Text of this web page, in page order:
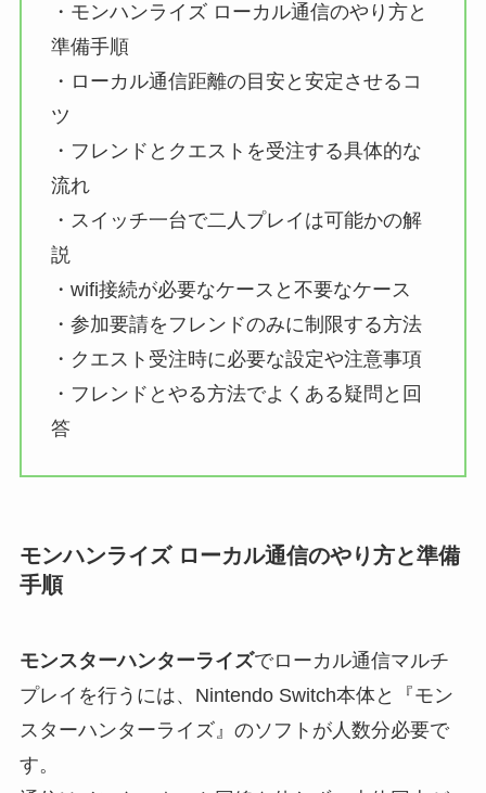
・モンハンライズ ローカル通信のやり方と
準備手順
・ローカル通信距離の目安と安定させるコ
ツ
・フレンドとクエストを受注する具体的な
流れ
・スイッチ一台で二人プレイは可能かの解
説
・wifi接続が必要なケースと不要なケース
・参加要請をフレンドのみに制限する方法
・クエスト受注時に必要な設定や注意事項
・フレンドとやる方法でよくある疑問と回
答
モンハンライズ ローカル通信のやり方と準備
手順
モンスターハンターライズでローカル通信マルチ
プレイを行うには、Nintendo Switch本体と『モン
スターハンターライズ』のソフトが人数分必要で
す。